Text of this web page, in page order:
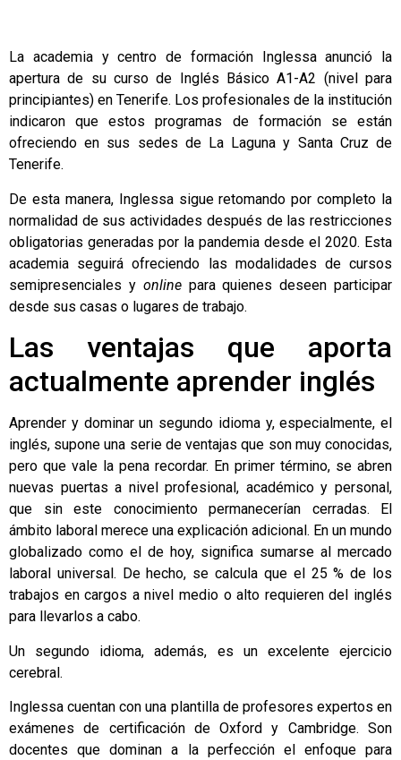
La academia y centro de formación Inglessa anunció la
apertura de su curso de Inglés Básico A1-A2 (nivel para
principiantes) en Tenerife. Los profesionales de la institución
indicaron que estos programas de formación se están
ofreciendo en sus sedes de La Laguna y Santa Cruz de
Tenerife.
De esta manera, Inglessasigue retomando por completo la
normalidad de sus actividades después de las restricciones
obligatorias generadas por la pandemia desde el 2020. Esta
academia seguirá ofreciendo las modalidades de cursos
semipresenciales y onlinepara quienes deseen participar
desde sus casas o lugares de trabajo.
Las ventajas que aporta
actualmente aprender inglés
Aprender y dominar un segundo idioma y, especialmente, el
inglés, supone una serie de ventajas que son muy conocidas,
pero que vale la pena recordar. En primer término, se abren
nuevas puertas a nivel profesional, académico y personal,
que sin este conocimiento permanecerían cerradas. El
ámbito laboral merece una explicación adicional. En un mundo
globalizado como el de hoy, significa sumarse al mercado
laboral universal. De hecho, se calcula que el 25 % de los
trabajos en cargos a nivel medio o alto requieren del inglés
para llevarlos a cabo.
Un segundo idioma, además, es un excelente ejercicio
cerebral.
Inglessa cuentan con una plantilla de profesores expertos en
exámenes de certificación de Oxford y Cambridge. Son
docentes que dominan a la perfección el enfoque para